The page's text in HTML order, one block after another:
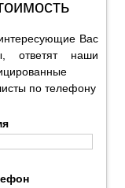
Вас
ответят наши
по телефону